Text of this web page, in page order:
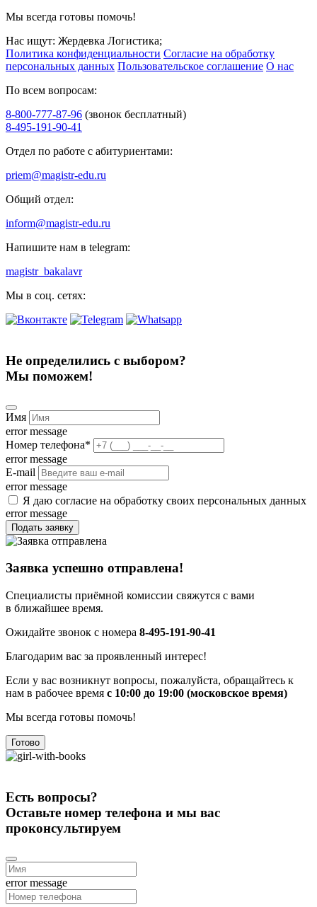
Мы всегда готовы помочь!
Нас ищут: Жердевка Логистика;
Политика конфиденциальности Согласие на обработку
персональных данных Пользовательское соглашение О нас
По всем вопросам:
8-800-777-87-96 (звонок бесплатный)
8-495-191-90-41
Отдел по работе с абитуриентами:
priem@magistr-edu.ru
Общий отдел:
inform@magistr-edu.ru
Напишите нам в telegram:
magistr_bakalavr
Мы в соц. сетях:
Не определились с выбором?
Мы поможем!
Имя
error message
Номер телефона*
error message
E-mail
error message
Я даю согласие на обработку своих персональных данных
error message
Подать заявку
Заявка успешно отправлена!
Специалисты приёмной комиссии свяжутся с вами
в ближайшее время.
Ожидайте звонок с номера 8-495-191-90-41
Благодарим вас за проявленный интерес!
Если у вас возникнут вопросы, пожалуйста, обращайтесь к
нам в рабочее время с 10:00 до 19:00 (московское время)
Мы всегда готовы помочь!
Готово
Есть вопросы?
Оставьте номер телефона и мы вас
проконсультируем
error message